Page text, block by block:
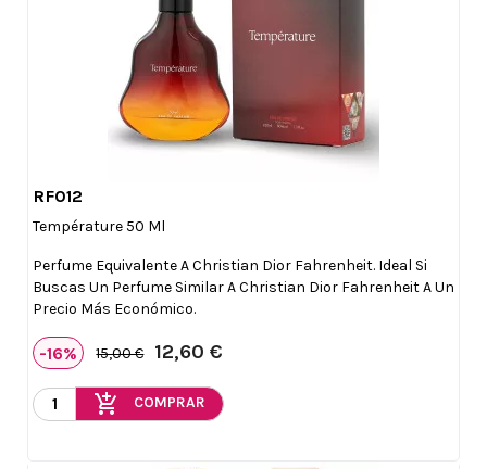
RF012
Température 50 Ml
Perfume Equivalente A Christian Dior Fahrenheit. Ideal Si
Buscas Un Perfume Similar A Christian Dior Fahrenheit A Un
Precio Más Económico.
-16% 15,00 € 12,60 €
add_shopping_cart COMPRAR